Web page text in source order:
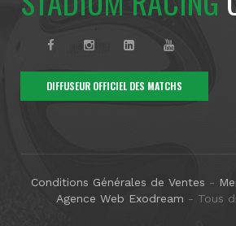
DIFFUSEUR OFFICIEL DES MATCHS
Conditions Générales de Ventes -
Agence Web Exodream - Tous